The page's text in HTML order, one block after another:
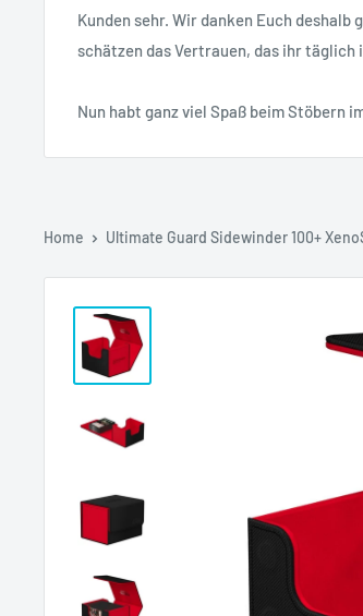
Kunden sehr. Wir danken Euch deshalb
schätzen das Vertrauen, das ihr täglich
Nun habt ganz viel Spaß beim Stöbern
Home Ultimate Guard Sidewinder 100+